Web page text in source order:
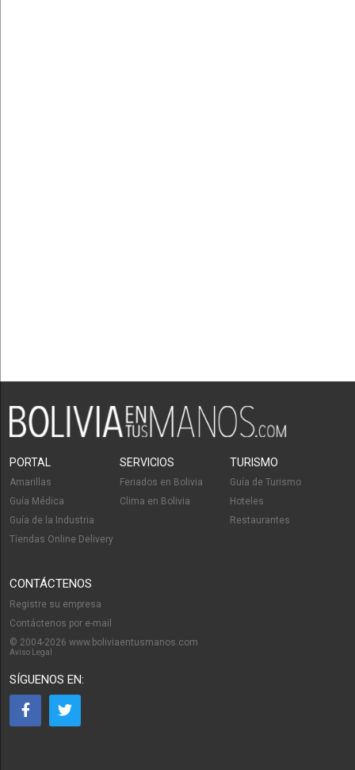
PORTAL
Amarillas
Guía Médica
Guía de la Industria
Tiendas Online Delivery
SERVICIOS
Feriados en Bolivia
Clima en Bolivia
TURISMO
Guía de Turismo
Hoteles
Restaurantes
CONTÁCTENOS
Registre su empresa
Contáctenos por e-mail
© 2004-2026 www.boliviaentusmanos.com
Aviso Legal
SÍGUENOS EN: